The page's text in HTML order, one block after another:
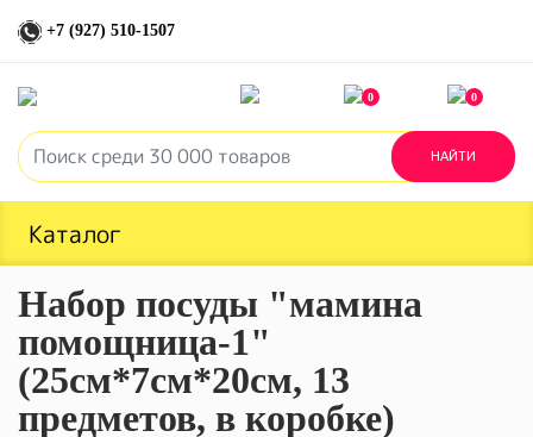
+7 (927) 510-1507
0 0
Каталог
Набор посуды "мамина
помощница-1"
(25см*7см*20см, 13
предметов, в коробке)